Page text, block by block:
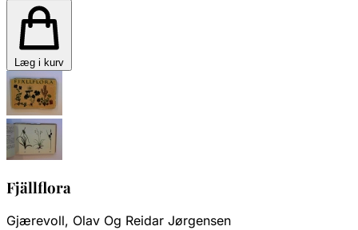
Læg i kurv
Fjällflora
Gjærevoll, Olav Og Reidar Jørgensen